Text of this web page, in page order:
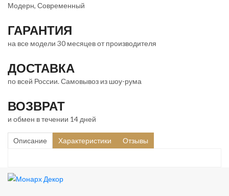
Модерн, Современный
ГАРАНТИЯ
на все модели 30 месяцев от производителя
ДОСТАВКА
по всей России. Самовывоз из шоу-рума
ВОЗВРАТ
и обмен в течении 14 дней
Описание Характеристики Отзывы